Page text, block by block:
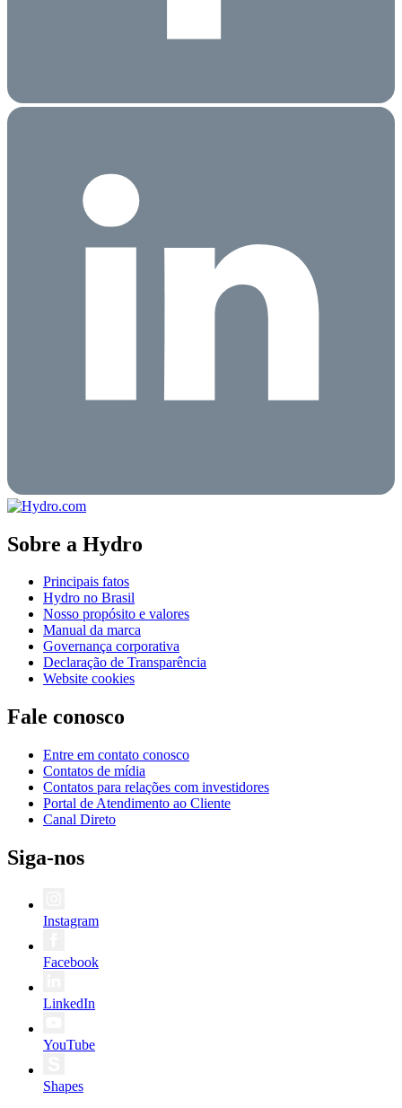
Sobre a Hydro
Principais fatos
Hydro no Brasil
Nosso propósito e valores
Manual da marca
Governança corporativa
Declaração de Transparência
Website cookies
Fale conosco
Entre em contato conosco
Contatos de mídia
Contatos para relações com investidores
Portal de Atendimento ao Cliente
Canal Direto
Siga-nos
Instagram
Facebook
LinkedIn
YouTube
Shapes